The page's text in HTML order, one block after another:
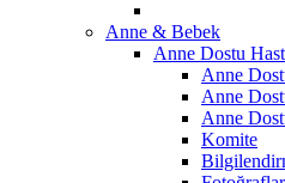
Anne & Bebek
Anne Dostu
Anne
Anne
Anne
Komite